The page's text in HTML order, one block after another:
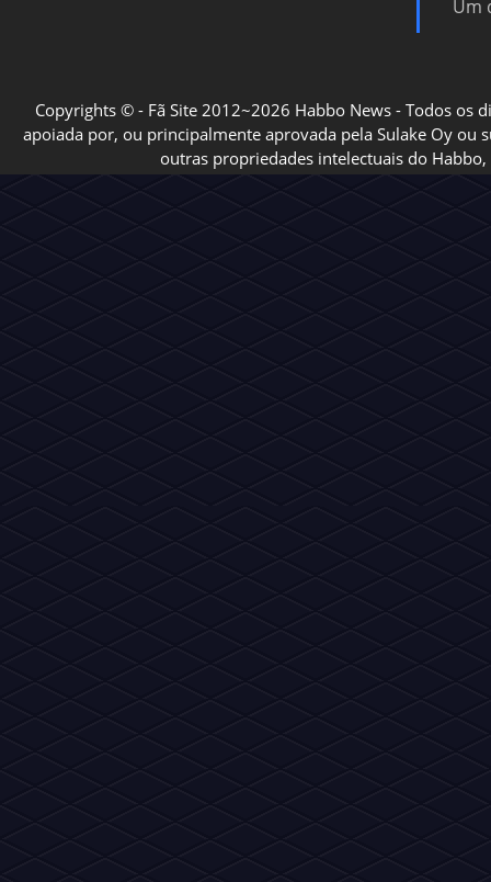
Um
Copyrights © - Fã Site 2012~2026 Habbo News - Todos os
apoiada por, ou principalmente aprovada pela Sulake Oy ou
outras propriedades intelectuais do